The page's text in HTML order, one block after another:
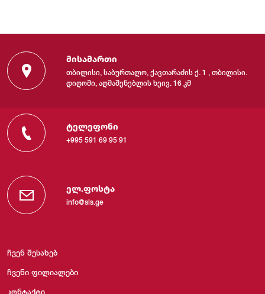
მისამართი
თბილისი, საბურთალო, ქავთარაძის ქ. 1 , თბილისი.
დიღომი, აღმაშენებლის ხეივ. 16 კმ
ტელეფონი
+995 591 69 95 91
ელ.ფოსტა
info@sls.ge
ჩვენ შესახებ
ჩვენი ფილიალები